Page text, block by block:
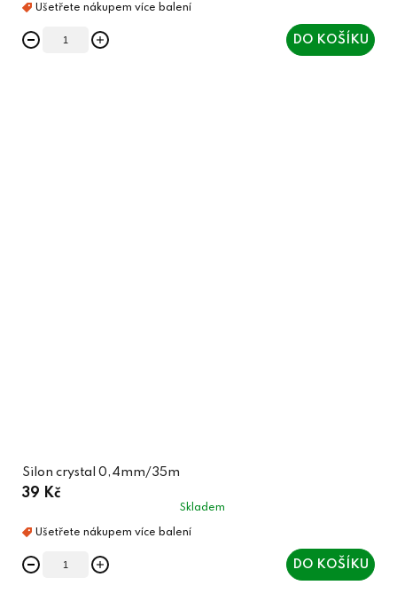
DO KOŠÍKU
Silon crystal 0,4mm/35m
39 Kč
Skladem
DO KOŠÍKU